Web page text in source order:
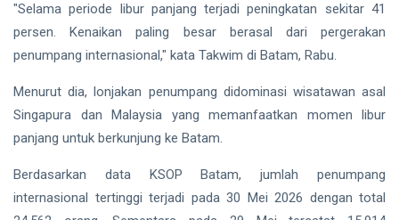
Pekanbaru
Pilkada 2024
Donald Trump
PT IKPP Perawang
KPK
Politik
"Selama periode libur panjang terjadi peningkatan sekitar 41
persen. Kenaikan paling besar berasal dari pergerakan
penumpang internasional," kata Takwim di Batam, Rabu.
Menurut dia, lonjakan penumpang didominasi wisatawan asal
Singapura dan Malaysia yang memanfaatkan momen libur
panjang untuk berkunjung ke Batam.
Berdasarkan data KSOP Batam, jumlah penumpang
internasional tertinggi terjadi pada 30 Mei 2026 dengan total